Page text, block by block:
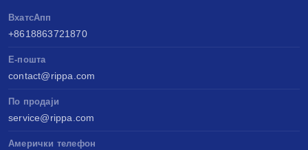
ВхатсАпп
+8618863721870
Е-пошта
contact@rippa.com
По продаји
service@rippa.com
Амерички телефон